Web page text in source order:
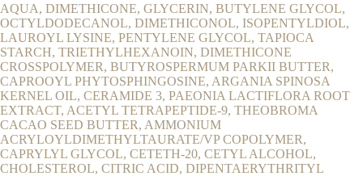
AQUA, DIMETHICONE, GLYCERIN, BUTYLENE GLYCOL,
OCTYLDODECANOL, DIMETHICONOL, ISOPENTYLDIOL,
LAUROYL LYSINE, PENTYLENE GLYCOL, TAPIOCA
STARCH, TRIETHYLHEXANOIN, DIMETHICONE
CROSSPOLYMER, BUTYROSPERMUM PARKII BUTTER,
CAPROOYL PHYTOSPHINGOSINE, ARGANIA SPINOSA
KERNEL OIL, CERAMIDE 3, PAEONIA LACTIFLORA ROOT
EXTRACT, ACETYL TETRAPEPTIDE-9, THEOBROMA
CACAO SEED BUTTER, AMMONIUM
ACRYLOYLDIMETHYLTAURATE/VP COPOLYMER,
CAPRYLYL GLYCOL, CETETH-20, CETYL ALCOHOL,
CHOLESTEROL, CITRIC ACID, DIPENTAERYTHRITYL